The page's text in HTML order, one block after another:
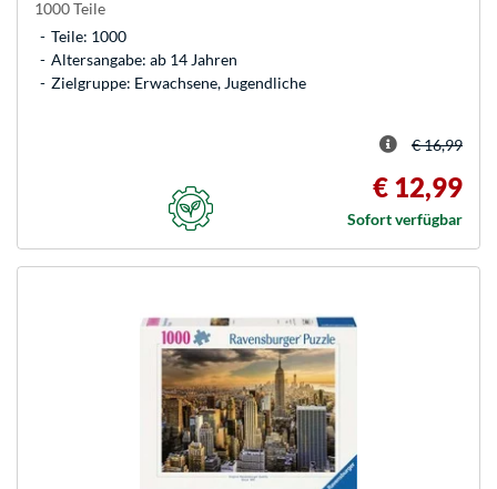
1000 Teile
Teile: 1000
Altersangabe: ab 14 Jahren
Zielgruppe: Erwachsene, Jugendliche
€ 16,99
€ 12,99
Sofort verfügbar